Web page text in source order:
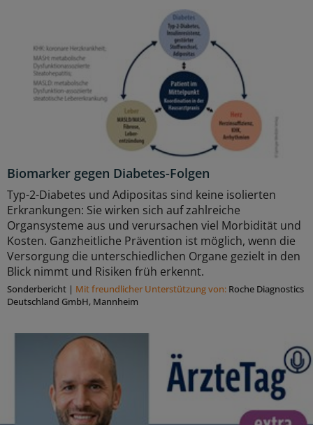
Biomarker gegen Diabetes-Folgen
Typ-2-Diabetes und Adipositas sind keine isolierten
Erkrankungen: Sie wirken sich auf zahlreiche
Organsysteme aus und verursachen viel Morbidität und
Kosten. Ganzheitliche Prävention ist möglich, wenn die
Versorgung die unterschiedlichen Organe gezielt in den
Blick nimmt und Risiken früh erkennt.
Sonderbericht | Mit freundlicher Unterstützung von: Roche Diagnostics
Deutschland GmbH, Mannheim